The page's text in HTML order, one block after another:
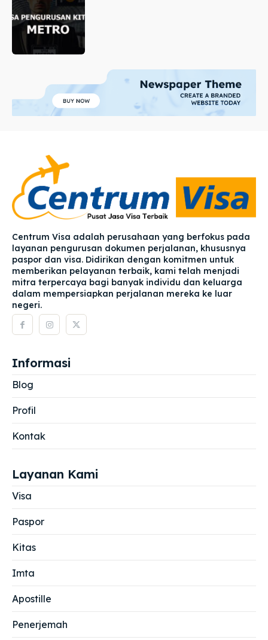
Centrum Visa adalah perusahaan yang berfokus pada
layanan pengurusan dokumen perjalanan, khususnya
paspor dan visa. Didirikan dengan komitmen untuk
memberikan pelayanan terbaik, kami telah menjadi
mitra terpercaya bagi banyak individu dan keluarga
dalam mempersiapkan perjalanan mereka ke luar
negeri.
Informasi
Blog
Profil
Kontak
Layanan Kami
Visa
Paspor
Kitas
Imta
Apostille
Penerjemah